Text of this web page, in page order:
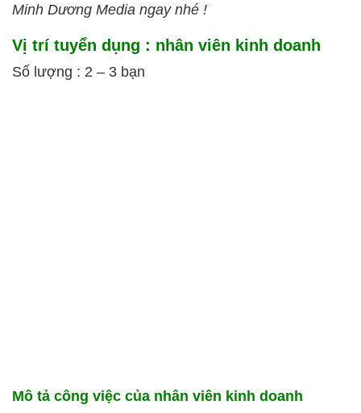
Minh Dương Media ngay nhé !
Vị trí tuyển dụng : nhân viên kinh doanh
Số lượng : 2 – 3 bạn
Mô tả công việc của nhân viên kinh doanh